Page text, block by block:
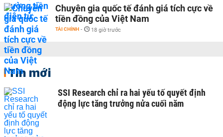
Chuyên gia quốc tế đánh giá tích cực về
tiền đồng của Việt Nam
TÀI CHÍNH - 18 giờ trước
Tin mới
SSI Research chỉ ra hai yếu tố quyết định
động lực tăng trưởng nửa cuối năm